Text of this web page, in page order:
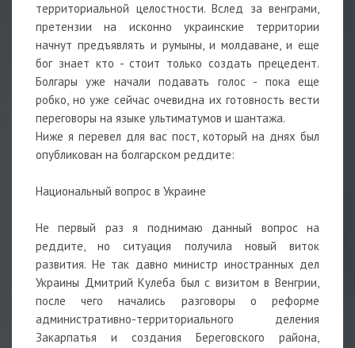
территориальной целостности. Вслед за венграми,
претензии на исконно украинские территории
начнут предъявлять и румыны, и молдаване, и еще
бог знает кто - стоит только создать прецедент.
Болгары уже начали подавать голос - пока еще
робко, но уже сейчас очевидна их готовность вести
переговоры на языке ультиматумов и шантажа.
Ниже я перевел для вас пост, который на днях был
опубликован на болгарском реддите:
Национальный вопрос в Украине
Не первый раз я поднимаю данный вопрос на
реддите, но ситуация получила новый виток
развития. Не так давно министр иностранных дел
Украины Дмитрий Кулеба был с визитом в Венгрии,
после чего начались разговоры о реформе
административно-территориального деления
Закарпатья и создания Береговского района,